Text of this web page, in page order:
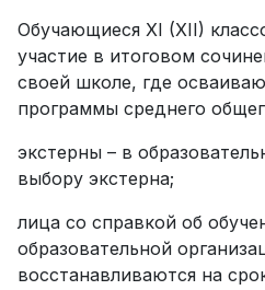
Обучающиеся XI (XII)
участие в итоговом
своей школе, где
программы среднего
экстерны – в
выбору экстерна;
лица со справкой об
образовательной
восстанавливаются на